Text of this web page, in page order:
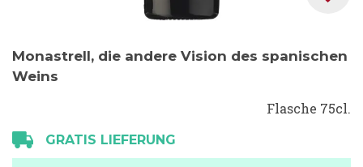
Anfang
der
Monastrell, die andere Vision des spanischen
Weins
Flasche 75cl.
GRATIS LIEFERUNG